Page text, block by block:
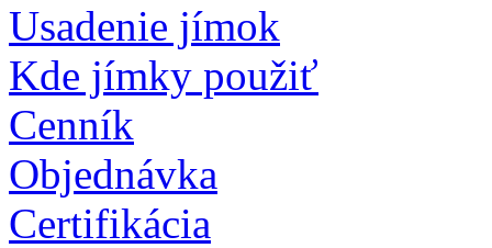
Usadenie jímok
Kde jímky použiť
Cenník
Objednávka
Certifikácia